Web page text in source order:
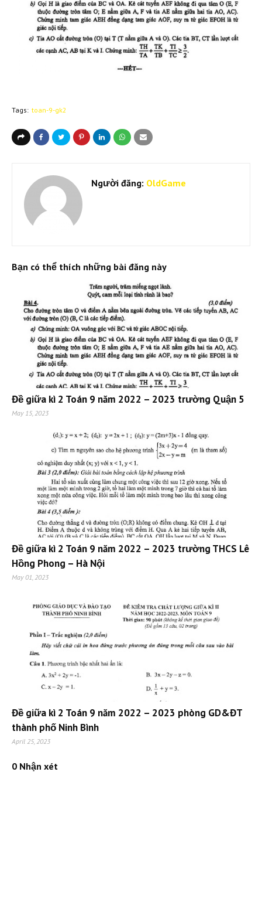
Tags: toan-9-gk2
Người đăng: OldGame
Bạn có thể thích những bài đăng này
Đề giữa kì 2 Toán 9 năm 2022 – 2023 trường Quận 5
May 15, 2023
Đề giữa kì 2 Toán 9 năm 2022 – 2023 trường THCS Lê
Hồng Phong – Hà Nội
May 01, 2023
Đề giữa kì 2 Toán 9 năm 2022 – 2023 phòng GD&ĐT
thành phố Ninh Bình
April 25, 2023
0 Nhận xét